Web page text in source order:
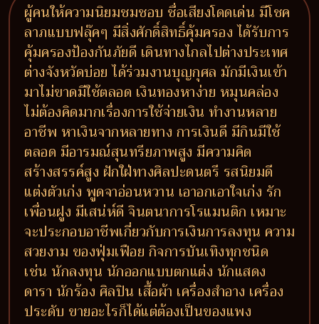
ผู้คนให้ความนิยมชมชอบ ชื่อเสียงโดดเด่น มีโชค
ลาภแบบฟลุ๊คๆ มีสิ่งศักดิ์สิทธิ์คุ้มครอง ได้รับการ
คุ้มครองป้องกันภัยดี เดินทางไกลไปต่างประเทศ
ต่างจังหวัดบ่อย ได้ร่วมงานบุญกุศล มักมีเงินเข้า
มาไม่ขาดมีใช้ตลอด เงินทองหาง่าย หมุนคล่อง
ไม่ต้องคิดมากเรื่องการใช้จ่ายเงิน ทำงานหลาย
อาชีพ หาเงินจากหลายทาง การเงินดี มีกินมีใช้
ตลอด มีอารมณ์สุนทรียภาพสูง มีความคิด
สร้างสรรค์สูง ฝักใฝ่ทางศิลปะดนตรี รสนิยมดี
แต่งตัวเก่ง พูดจาอ่อนหวาน เอาอกเอาใจเก่ง รัก
เพื่อนฝูง มีเสน่ห์ดี จินตนาการโรแมนติก เหมาะ
จะประกอบอาชีพเกี่ยวกับการเงินการลงทุน ความ
สวยงาม ของฟุ่มเฟือย กิจการบันเทิงทุกชนิด
เช่น นักลงทุน นักออกแบบตกแต่ง นักแสดง
ดารา นักร้อง ศิลปิน เสื้อผ้า เครื่องสำอาง เครื่อง
ประดับ ขายอะไรก็ได้แต่ต้องเป็นของแพง